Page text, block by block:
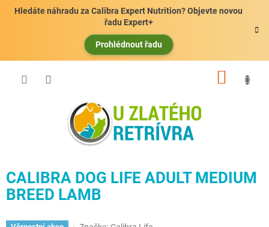
Hledáte náhradu za Calibra Expert Nutrition? Objevte novou
řadu Expert+
Prohlédnout řadu
CALIBRA DOG LIFE ADULT MEDIUM
BREED LAMB